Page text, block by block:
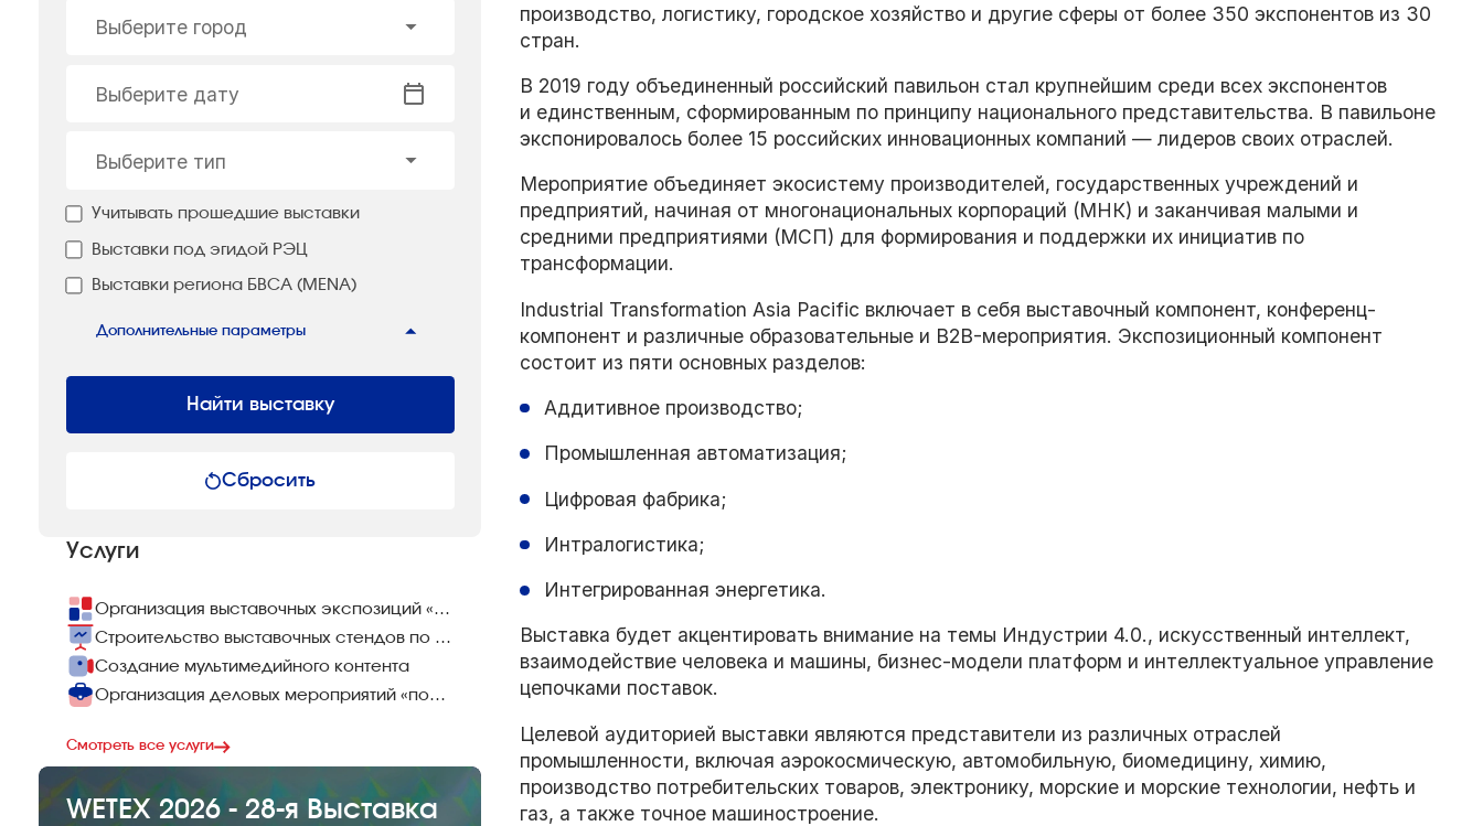
Выберите город
Выберите дату
Выберите тип
Учитывать прошедшие выставки
Выставки под эгидой РЭЦ
Выставки региона БВСА (MENA)
Дополнительные параметры
Найти выставку
Сбросить
Услуги
Организация выставочных экспозиций «под ключ»
Строительство выставочных стендов по всему миру
Создание мультимедийного контента
Организация деловых мероприятий «под ключ»
Смотреть все услуги
WETEX 2026 - 28-я Выставка
производство, логистику, городское хозяйство и другие сферы от более 350 экспонентов из 30
стран.
В 2019 году объединенный российский павильон стал крупнейшим среди всех экспонентов
и единственным, сформированным по принципу национального представительства. В павильоне
экспонировалось более 15 российских инновационных компаний — лидеров своих отраслей.
Мероприятие объединяет экосистему производителей, государственных учреждений и
предприятий, начиная от многонациональных корпораций (МНК) и заканчивая малыми и
средними предприятиями (МСП) для формирования и поддержки их инициатив по
трансформации.
Industrial Transformation Asia Pacific включает в себя выставочный компонент, конференц-
компонент и различные образовательные и B2B-мероприятия. Экспозиционный компонент
состоит из пяти основных разделов:
Аддитивное производство;
Промышленная автоматизация;
Цифровая фабрика;
Интралогистика;
Интегрированная энергетика.
Выставка будет акцентировать внимание на темы Индустрии 4.0., искусственный интеллект,
взаимодействие человека и машины, бизнес-модели платформ и интеллектуальное управление
цепочками поставок.
Целевой аудиторией выставки являются представители из различных отраслей
промышленности, включая аэрокосмическую, автомобильную, биомедицину, химию,
производство потребительских товаров, электронику, морские и морские технологии, нефть и
газ, а также точное машиностроение.